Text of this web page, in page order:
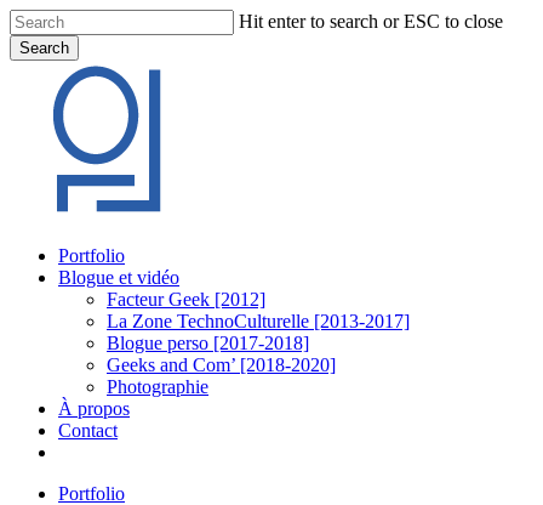
Skip
to
main
content
Hit enter to search or ESC to close
Search
Search
Menu
Portfolio
Blogue et vidéo
Facteur Geek [2012]
La Zone TechnoCulturelle [2013-2017]
Blogue perso [2017-2018]
Geeks and Com’ [2018-2020]
Photographie
À propos
Contact
Portfolio